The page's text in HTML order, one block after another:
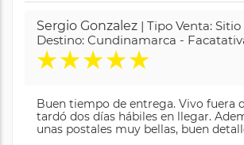
Sergio Gonzalez | Tipo Venta:
Destino: Cundinamarca -
★★★★★
Buen tiempo de entrega. Vivo fuera
tardó dos días hábiles en llegar.
unas postales muy bellas, buen